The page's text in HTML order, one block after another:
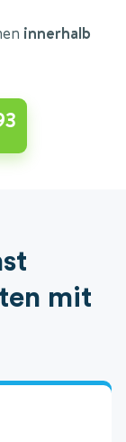
innerhalb
mit